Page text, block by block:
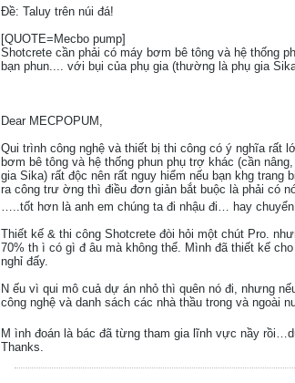
Ðề: Taluy trên núi đá!
[QUOTE=Mecbo pump]
Shotcrete cần phải có máy bơm bê tông và hệ thống
bạn phun.... với bụi của phụ gia (thường là phụ gia
Dear MECPOPUM,
Qui trình công nghệ và thiết bị thi công có ý nghĩa rất
bơm bê tông và hệ thống phun phụ trợ khác (cần
gia Sika) rất độc nên rất nguy hiểm nếu bạn khg
ra công trư ờng thì điều đơn giản bắt buộc là phải có
…..tốt hơn là anh em chúng ta đi nhậu đi… hay
Thiết kế & thi công Shotcrete đòi hỏi một chút Pro.
70% th ì có gì đ âu mà không thể. Mình đã thiết kế
nghỉ đấy.
N ếu vì qui mô cuả dự án nhỏ thì quên nó đi, nhưng
công nghệ và danh sách các nhà thầu trong và
M ình đoán là bác đã từng tham gia lĩnh vực nầy
Thanks.